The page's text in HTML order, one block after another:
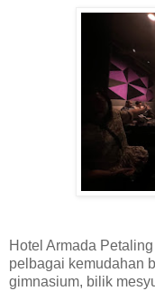
Hotel Armada
pelbagai kemudahan
gimnasium, bilik